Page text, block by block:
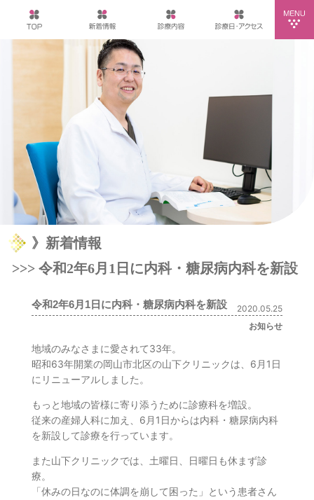
》新着情報
>>> 令和2年6月1日に内科・糖尿病内科を新設
令和2年6月1日に内科・糖尿病内科を新設
2020.05.25
お知らせ
地域のみなさまに愛されて33年。
昭和63年開業の岡山市北区の山下クリニックは、6月1日
にリニューアルしました。
もっと地域の皆様に寄り添うために診療科を増設。
従来の産婦人科に加え、6月1日からは内科・糖尿病内科
を新設して診療を行っています。
また山下クリニックでは、土曜日、日曜日も休まず診
療。
「休みの日なのに体調を崩して困った」という患者さん